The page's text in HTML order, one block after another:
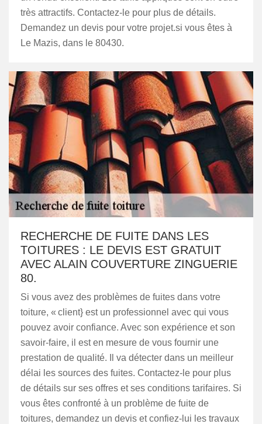
très attractifs. Contactez-le pour plus de détails.
Demandez un devis pour votre projet.si vous êtes à
Le Mazis, dans le 80430.
RECHERCHE DE FUITE DANS LES
TOITURES : LE DEVIS EST GRATUIT
AVEC ALAIN COUVERTURE ZINGUERIE
80.
Si vous avez des problèmes de fuites dans votre
toiture, « client} est un professionnel avec qui vous
pouvez avoir confiance. Avec son expérience et son
savoir-faire, il est en mesure de vous fournir une
prestation de qualité. Il va détecter dans un meilleur
délai les sources des fuites. Contactez-le pour plus
de détails sur ses offres et ses conditions tarifaires. Si
vous êtes confronté à un problème de fuite de
toitures, demandez un devis et confiez-lui les travaux